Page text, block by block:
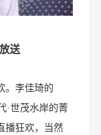
送
。李佳琦的
·世茂水岸的菁
播狂欢，当然